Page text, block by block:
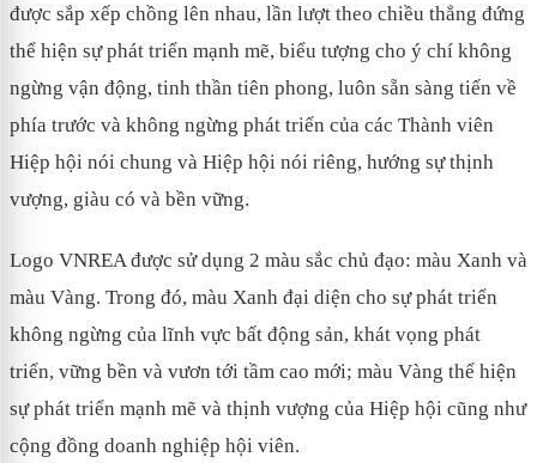
được sắp xếp chồng lên nhau, lần lượt theo chiều thẳng đứng
thể hiện sự phát triển mạnh mẽ, biểu tượng cho ý chí không
ngừng vận động, tinh thần tiên phong, luôn sẵn sàng tiến về
phía trước và không ngừng phát triển của các Thành viên
Hiệp hội nói chung và Hiệp hội nói riêng, hướng sự thịnh
vượng, giàu có và bền vững.
Logo VNREA được sử dụng 2 màu sắc chủ đạo: màu Xanh và
màu Vàng. Trong đó, màu Xanh đại diện cho sự phát triển
không ngừng của lĩnh vực bất động sản, khát vọng phát
triển, vững bền và vươn tới tầm cao mới; màu Vàng thể hiện
sự phát triển mạnh mẽ và thịnh vượng của Hiệp hội cũng như
cộng đồng doanh nghiệp hội viên.